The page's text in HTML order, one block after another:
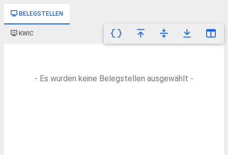
BELEGSTELLEN
KWIC
- Es wurden keine Belegstellen ausgewählt -